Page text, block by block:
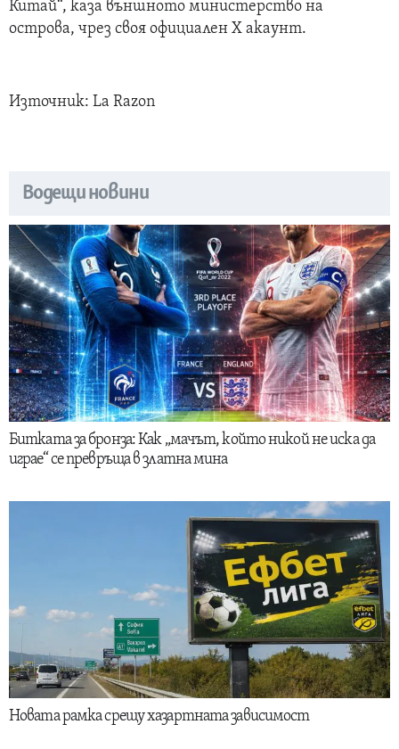
Китай“, каза външното министерство на
острова, чрез своя официален X акаунт.
Източник: La Razon
Водещи новини
Битката за бронза: Как „мачът, който никой не иска да
играе“ се превръща в златна мина
Новата рамка срещу хазартната зависимост